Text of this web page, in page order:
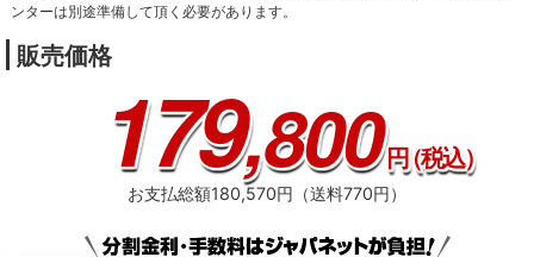
ンターは別途準備して頂く必要があります。
販売価格
179,800円（税込）
お支払総額180,570円（送料770円）